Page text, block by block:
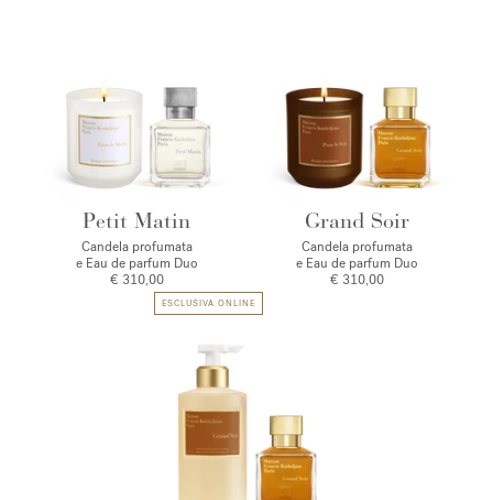
Petit Matin
Candela profumata
e Eau de parfum Duo
€ 310,00
Grand Soir
Candela profumata
e Eau de parfum Duo
€ 310,00
ESCLUSIVA ONLINE